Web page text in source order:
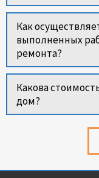
Как
выполненных
ремонта?
Какова
дом?